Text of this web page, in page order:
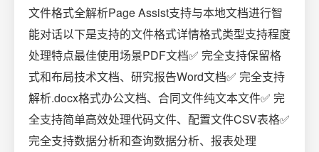
文件格式全解析Page Assist支持与本地文档进行智
能对话以下是支持的文件格式详情格式类型支持程度
处理特点最佳使用场景PDF文档✅ 完全支持保留格
式和布局技术文档、研究报告Word文档✅ 完全支持
解析.docx格式办公文档、合同文件纯文本文件✅ 完
全支持简单高效处理代码文件、配置文件CSV表格✅
完全支持数据分析和查询数据分析、报表处理